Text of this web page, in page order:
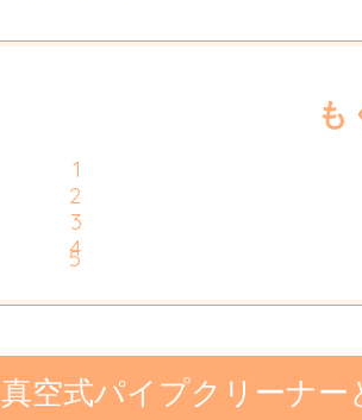
も
真空式パイプクリーナー